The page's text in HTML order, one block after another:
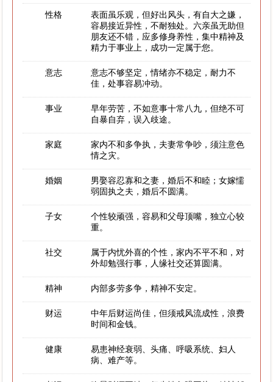
性格
表面虽乐观，但好出风头，有自大之嫌，
容易接近异性，不耐独处。六亲虽无助但
朋友还不错，应多修身养性，集中精神及
精力于事业上，成功一定属于您。
意志
意志不够坚定，情绪亦不稳定，耐力不
佳，处事容易冲动。
事业
早年劳苦，不如意事十常八九，但绝不可
自暴自弃，误入歧途。
家庭
家内不和多争执，夫妻常争吵，须注意色
情之灾。
婚姻
男娶容忍寡和之妻，婚后不和睦；女嫁懦
弱固执之夫，婚后不圆满。
子女
个性较顽强，容易和父母顶嘴，独立心较
重。
社交
属于内忧外喜的个性，家内不平不和，对
外却勉强行事，人缘社交还算圆满。
精神 内部多劳多争，精神不安定。
财运
中年后财运尚佳，但须戒风流成性，浪费
时间和金钱。
健康
易患神经衰弱、头痛、呼吸系统、妇人
病、难产等。